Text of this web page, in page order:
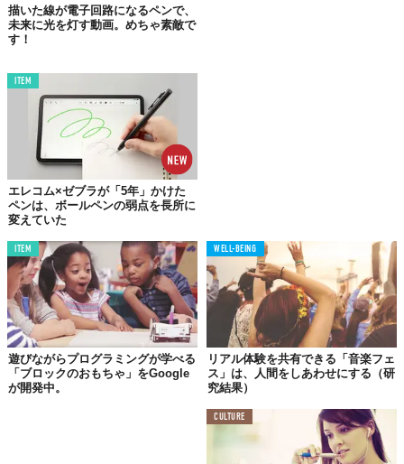
描いた線が電子回路になるペンで、
未来に光を灯す動画。めちゃ素敵で
す！
ITEM
エレコム×ゼブラが「5年」かけた
ペンは、ボールペンの弱点を長所に
変えていた
ITEM
遊びながらプログラミングが学べる
「ブロックのおもちゃ」をGoogle
が開発中。
WELL-BEING
リアル体験を共有できる「音楽フェ
ス」は、人間をしあわせにする（研
究結果）
CULTURE